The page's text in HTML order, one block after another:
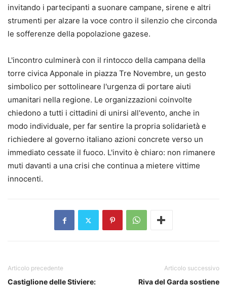
invitando i partecipanti a suonare campane, sirene e altri
strumenti per alzare la voce contro il silenzio che circonda
le sofferenze della popolazione gazese.
L'incontro culminerà con il rintocco della campana della
torre civica Apponale in piazza Tre Novembre, un gesto
simbolico per sottolineare l'urgenza di portare aiuti
umanitari nella regione. Le organizzazioni coinvolte
chiedono a tutti i cittadini di unirsi all'evento, anche in
modo individuale, per far sentire la propria solidarietà e
richiedere al governo italiano azioni concrete verso un
immediato cessate il fuoco. L'invito è chiaro: non rimanere
muti davanti a una crisi che continua a mietere vittime
innocenti.
Articolo precedente
Castiglione delle Stiviere:
Articolo successivo
Riva del Garda sostiene